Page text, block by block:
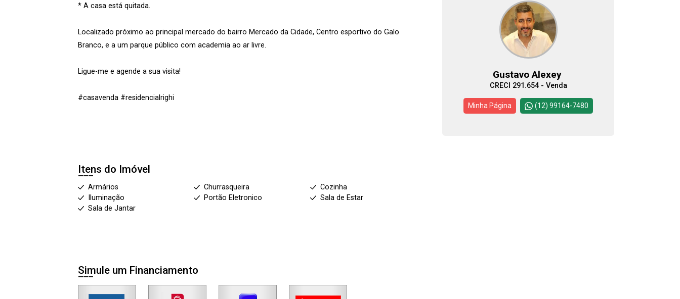
* A casa está quitada.
Localizado próximo ao principal mercado do bairro Mercado da Cidade, Centro esportivo do Galo
Branco, e a um parque público com academia ao ar livre.
Ligue-me e agende a sua visita!
#casavenda #residencialrighi
Itens do Imóvel
Armários Churrasqueira
Cozinha
Iluminação
Portão Eletronico
Sala de Estar
Sala de Jantar
Simule um Financiamento
Gustavo Alexey
CRECI 291.654 - Venda
Minha Página (12) 99164-7480